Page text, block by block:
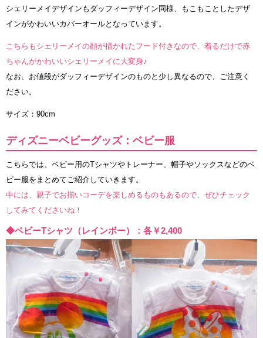
シェリーメイデザインもダッフィーデザイン同様、もこもことしたデザ
インがかわいいカバーオールとなっています。
こちらもシェリーメイの顔が描かれたフード付きなので、着るだけで赤
ちゃんがかわいいシェリーメイに大変身♪
なお、お値段がダッフィーデザインのものと少し異なるので、ご注意く
ださい。
サイズ：90cm
ディズニーベビーグッズ：ベビー服
こちらでは、ベビー用のTシャツやトレーナー、帽子やソックスなどのベ
ビー服をまとめてご紹介していきます。
中には、親子でお揃いコーデを楽しめるものもあるので、ぜひチェック
してみてくださいね！
◆ベビーTシャツ（レインボー）：各￥2,400